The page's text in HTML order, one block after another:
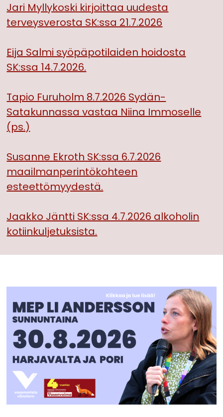
Jari Myllykoski kirjoittaa uudesta
terveysverosta SK:ssa 21.7.2026
Eija Salmi syöpäpotilaiden hoidosta
SK:ssa 14.7.2026.
Tapio Furuholm 8.7.2026 Sydän-
Satakunnassa vastaa Niina Immoselle
(ps.)
Susanne Ekroth SK:ssa 6.7.2026
maailmanperintökohteen
esteettömyydestä.
Jaakko Jäntti SK:ssa 4.7.2026 alkoholin
kotiinkuljetuksista.